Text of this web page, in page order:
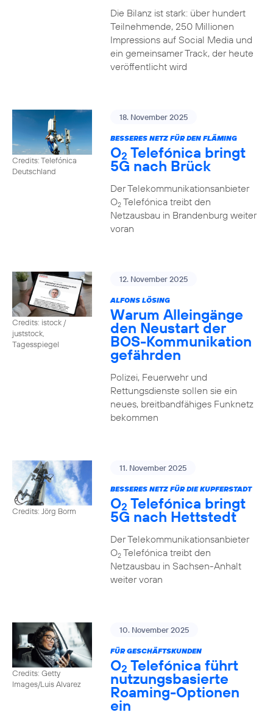
Die Bilanz ist stark: über hundert
Teilnehmende, 250 Millionen
Impressions auf Social Media und
ein gemeinsamer Track, der heute
veröffentlicht wird
Credits: Telefónica
Deutschland
18. November 2025
BESSERES NETZ FÜR DEN FLÄMING
O2 Telefónica bringt
5G nach Brück
Der Telekommunikationsanbieter
O2Telefónica treibt den
Netzausbau in Brandenburg weiter
voran
Credits: istock /
juststock,
Tagesspiegel
12. November 2025
ALFONS LÖSING
Warum Alleingänge
den Neustart der
BOS-Kommunikation
gefährden
Polizei, Feuerwehr und
Rettungsdienste sollen sie ein
neues, breitbandfähiges Funknetz
bekommen
Credits: Jörg Borm
11. November 2025
BESSERES NETZ FÜR DIE KUPFERSTADT
O2 Telefónica bringt
5G nach Hettstedt
Der Telekommunikationsanbieter
O2Telefónica treibt den
Netzausbau in Sachsen-Anhalt
weiter voran
Credits: Getty
Images/Luis Alvarez
10. November 2025
FÜR GESCHÄFTSKUNDEN
O2 Telefónica führt
nutzungs­basierte
Roaming-Optionen
ein